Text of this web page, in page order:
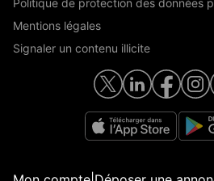
Mentions légales
Signaler un contenu illicite